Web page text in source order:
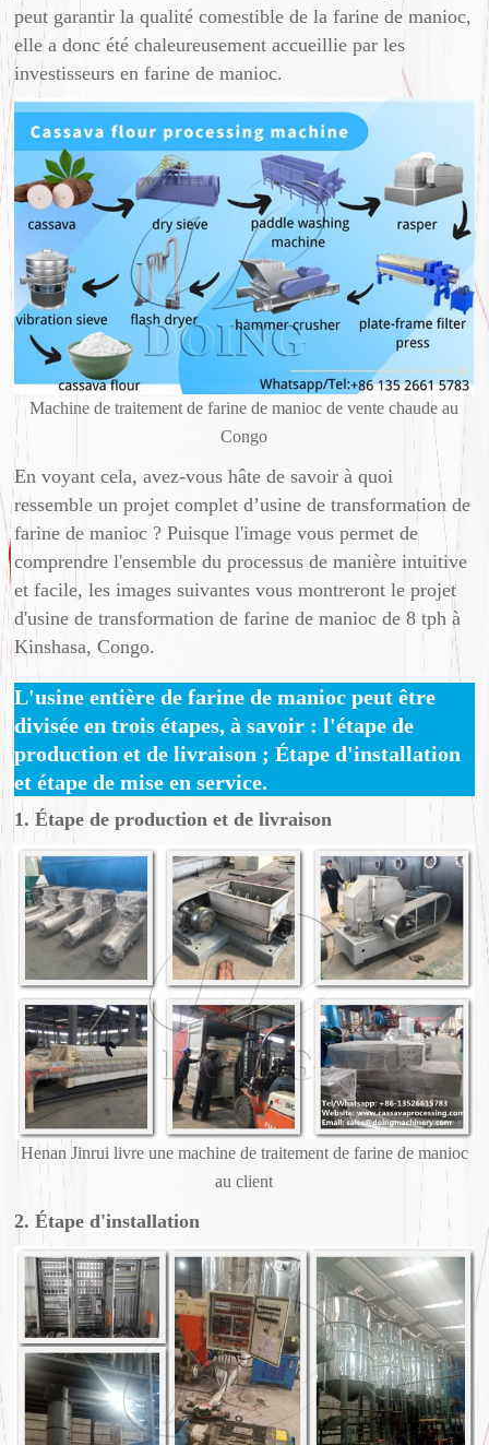
peut garantir la qualité comestible de la farine de manioc,
elle a donc été chaleureusement accueillie par les
investisseurs en farine de manioc.
Machine de traitement de farine de manioc de vente chaude au
Congo
En voyant cela, avez-vous hâte de savoir à quoi
ressemble un projet complet d’usine de transformation de
farine de manioc ? Puisque l'image vous permet de
comprendre l'ensemble du processus de manière intuitive
et facile, les images suivantes vous montreront le projet
d'usine de transformation de farine de manioc de 8 tph à
Kinshasa, Congo.
L'usine entière de farine de manioc peut être
divisée en trois étapes, à savoir : l'étape de
production et de livraison ; Étape d'installation
et étape de mise en service.
1. Étape de production et de livraison
Henan Jinrui livre une machine de traitement de farine de manioc
au client
2. Étape d'installation